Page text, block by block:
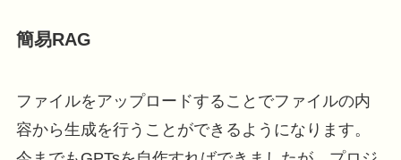
簡易RAG
ファイルをアップロードすることでファイルの内
容から生成を行うことができるようになります。